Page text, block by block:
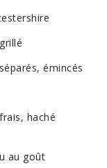
émincés
haché
au goût